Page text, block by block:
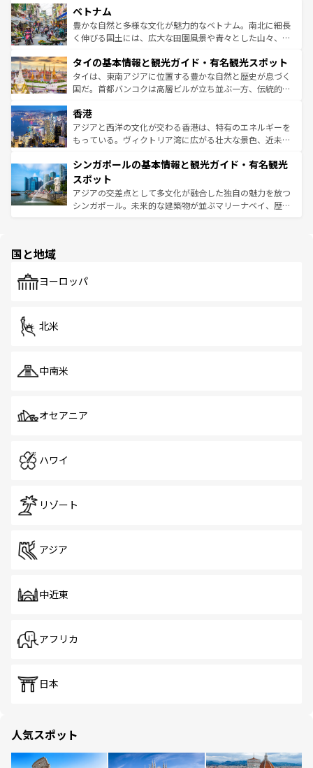
参照してほしい。
容にもいいと評判のスイーツなど、バラエティ豊かな料理
が味わえる。 なお、新着の台湾情報は コンテンツ一覧を参
照してほしい。
き、地方に足を延ばせば四季折々の自然美を楽しむことが
できる。そして、キムチや焼肉、絶品のストリートフード
まで、さまざまな韓国料理が待っている。夜には、韓国な
リティに包まれながら、韓国の多彩な魅力を心ゆくまで味
わってみてほしい。 なお、新着の韓国情報はコンテンツ一
覧を参照してほしい。
ベトナム
豊かな自然と多様な文化が魅力的なベトナム。南北に細長
く伸びる国土には、広大な田園風景や青々とした山々、世
急速な発展と共に伝統が息づく。ハノイの古い町並みやホ
ーチミン市のフランス統治時代の建物も、独特の雰囲気を
醸し出している。また、バラエティの豊かさとおいしさで
とつ。フォーやバインミー、ベトナムコーヒーなどは、ぜ
ひ現地で味わいたい。どの地域を訪れてもあたたかい人々
が旅行者を迎えてくれるので、きっと忘れられない旅にな
参照してほしい。
タイの基本情報と観光ガイド・有名観光スポット
タイは、東南アジアに位置する豊かな自然と歴史が息づく
国だ。首都バンコクは高層ビルが立ち並ぶ一方、伝統的な
の活気が交差している。北部ではチェンマイなどの山岳地
帯で自然と触れ合い、南部ではプーケットやクラビの美し
いビーチでリゾート気分を楽しむことができる。タイ料理
激する。気候は一年中温暖で、どの季節にも異なる楽しみ
が待っている。親しみやすいタイの人々、仏教を中心とし
た文化、そして多様な観光資源が、訪れる旅人を魅了し続
ける。 なお、新着のタイ情報はコンテンツ一覧を参照して
香港
アジアと西洋の文化が交わる香港は、特有のエネルギーを
もっている。ヴィクトリア湾に広がる壮大な景色、近未来
み、どこを訪れても感動するはず。観光スポットが密集し
ており、効率よく見どころを回れるのも魅力。息をのむよ
うな絶景から文化的な体験まで、香港を存分に楽しみ尽く
そう。 なお、新着の香港情報はコンテンツ一覧を参照して
シンガポールの基本情報と観光ガイド・有名観光
スポット
アジアの交差点として多文化が融合した独自の魅力を放つ
シンガポール。未来的な建築物が並ぶマリーナベイ、歴史
で、ホーカーズは地元の風情を楽しめる外せないスポット
国と地域
ヨーロッパ
北米
中南米
オセアニア
ハワイ
リゾート
アジア
中近東
アフリカ
日本
人気スポット